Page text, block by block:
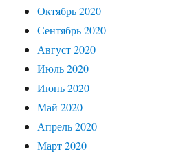
Октябрь 2020
Сентябрь 2020
Август 2020
Июль 2020
Июнь 2020
Май 2020
Апрель 2020
Март 2020